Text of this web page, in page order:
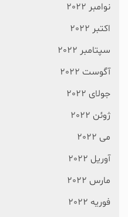
نوامبر 2022
اکتبر 2022
سپتامبر 2022
آگوست 2022
جولای 2022
ژوئن 2022
می 2022
آوریل 2022
مارس 2022
فوریه 2022